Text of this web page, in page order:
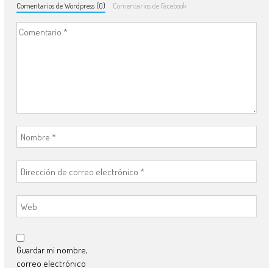
Comentarios de Wordpress (0) Comentarios de Facebook
Guardar mi nombre,
correo electrónico